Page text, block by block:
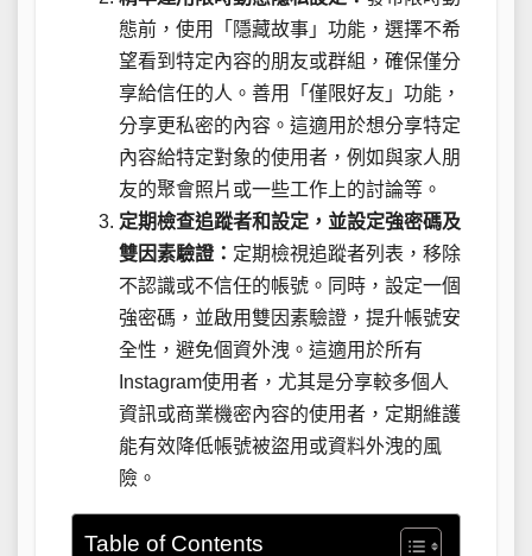
態前，使用「隱藏故事」功能，選擇不希
望看到特定內容的朋友或群組，確保僅分
享給信任的人。善用「僅限好友」功能，
分享更私密的內容。這適用於想分享特定
內容給特定對象的使用者，例如與家人朋
友的聚會照片或一些工作上的討論等。
定期檢查追蹤者和設定，並設定強密碼及
雙因素驗證： 定期檢視追蹤者列表，移除
不認識或不信任的帳號。同時，設定一個
強密碼，並啟用雙因素驗證，提升帳號安
全性，避免個資外洩。這適用於所有
Instagram使用者，尤其是分享較多個人
資訊或商業機密內容的使用者，定期維護
能有效降低帳號被盜用或資料外洩的風
險。
Table of Contents